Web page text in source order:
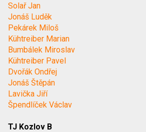
Solař Jan
Jonáš Luděk
Pekárek Miloš
Kühtreiber Marian
Bumbálek Miroslav
Kühtreiber Pavel
Dvořák Ondřej
Jonáš Štěpán
Lavička Jiří
Špendlíček Václav
TJ Kozlov B